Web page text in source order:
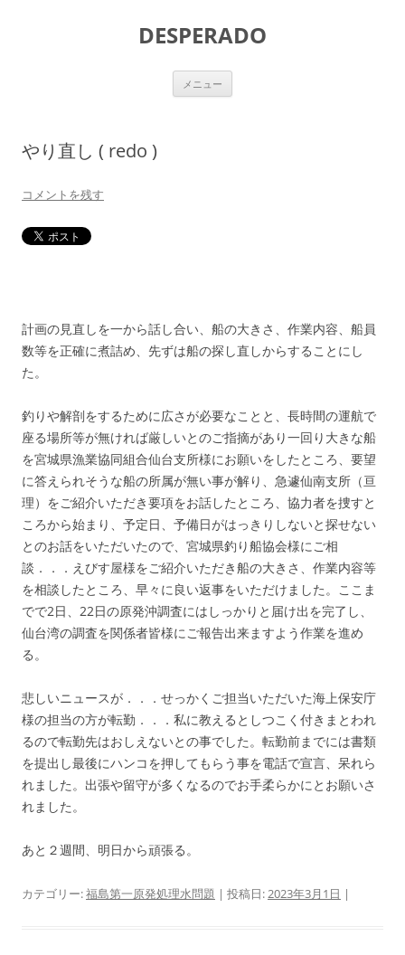
DESPERADO
メニュー
やり直し ( redo )
コメントを残す
計画の見直しを一から話し合い、船の大きさ、作業内容、船員
数等を正確に煮詰め、先ずは船の探し直しからすることにし
た。
釣りや解剖をするために広さが必要なことと、長時間の運航で
座る場所等が無ければ厳しいとのご指摘があり一回り大きな船
を宮城県漁業協同組合仙台支所様にお願いをしたところ、要望
に答えられそうな船の所属が無い事が解り、急遽仙南支所（亘
理）をご紹介いただき要項をお話したところ、協力者を捜すと
ころから始まり、予定日、予備日がはっきりしないと探せない
とのお話をいただいたので、宮城県釣り船協会様にご相
談．．．えびす屋様をご紹介いただき船の大きさ、作業内容等
を相談したところ、早々に良い返事をいただけました。ここま
でで2日、22日の原発沖調査にはしっかりと届け出を完了し、
仙台湾の調査を関係者皆様にご報告出来ますよう作業を進め
る。
悲しいニュースが．．．せっかくご担当いただいた海上保安庁
様の担当の方が転勤．．．私に教えるとしつこく付きまとわれ
るので転勤先はおしえないとの事でした。転勤前までには書類
を提出し最後にハンコを押してもらう事を電話で宣言、呆れら
れました。出張や留守が多くなるのでお手柔らかにとお願いさ
れました。
あと２週間、明日から頑張る。
カテゴリー:福島第一原発処理水問題 | 投稿日:2023年3月1日 |